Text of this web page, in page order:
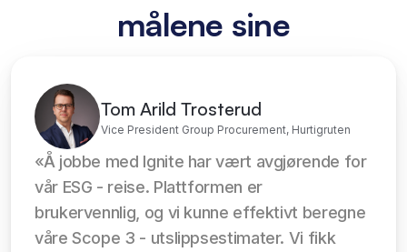
målene sine
Tom Arild Trosterud
Vice President Group Procurement, Hurtigruten
«Å jobbe med Ignite har vært avgjørende for
vår ESG - reise. Plattformen er
brukervennlig, og vi kunne effektivt beregne
våre Scope 3 - utslippsestimater. Vi fikk